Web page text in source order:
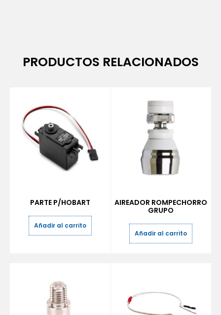
PRODUCTOS RELACIONADOS
PARTE P/HOBART
Añadir al carrito
AIREADOR ROMPECHORRO
GRUPO
Añadir al carrito